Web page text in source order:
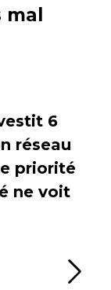
6
réseau
priorité
ne voit